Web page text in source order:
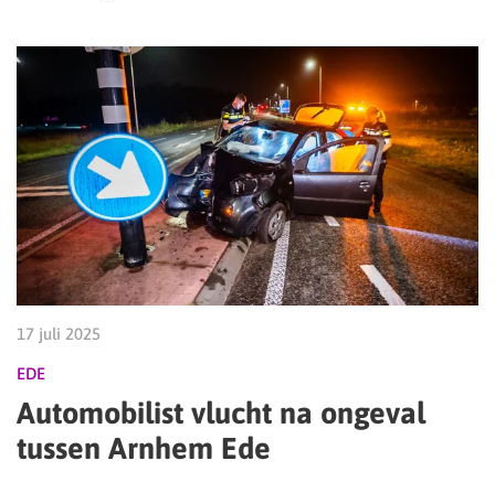
17 juli 2025
EDE
Automobilist vlucht na ongeval
tussen Arnhem Ede